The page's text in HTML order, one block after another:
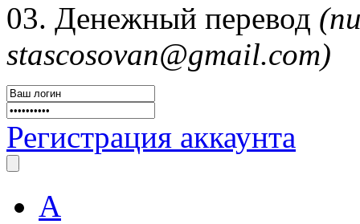
03. Денежный перевод
stascosovan@gmail.com)
Регистрация аккаунта
А